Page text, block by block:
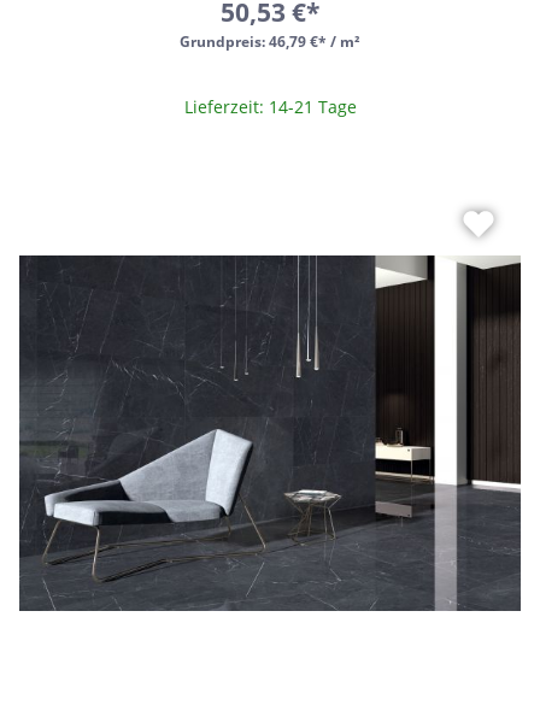
Grundpreis:46,79 €* / m²
50,53 €*
Lieferzeit: 14-21 Tage